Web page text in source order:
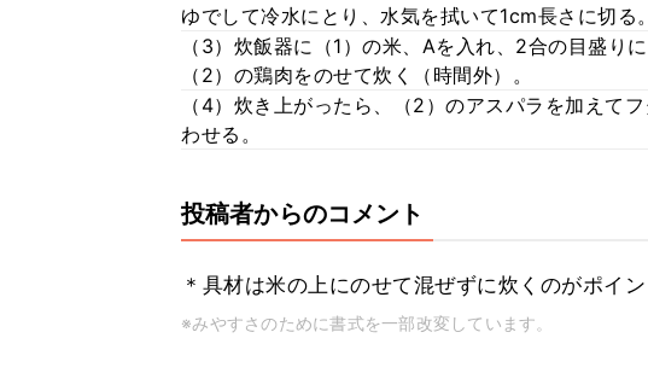
ゆでして冷水にとり、水気を拭いて1cm長さに切る。
（3）炊飯器に（1）の米、Aを入れ、2合の目盛り
（2）の鶏肉をのせて炊く（時間外）。
（4）炊き上がったら、（2）のアスパラを加えて
わせる。
投稿者からのコメント
＊具材は米の上にのせて混ぜずに炊くのがポイン
※みやすさのために書式を一部改変しています。